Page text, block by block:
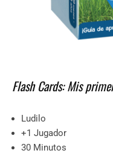
Flash Cards: Mis
Ludilo
+1 Jugador
30 Minutos